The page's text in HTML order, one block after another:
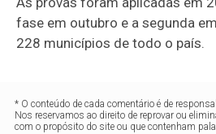
fase em outubro e a segunda
228 municípios de todo o país.
* O conteúdo de cada comentário é de
Nos reservamos ao direito de reprovar ou
com o propósito do site ou que contenham